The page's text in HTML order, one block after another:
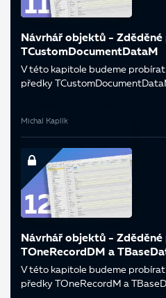
Návrhář objektů -
TCustomDocumentDataM
V této kapitole budeme
předky
Michal Kaplík
Návrhář objektů -
TOneRecordDM a
V této kapitole budeme
předky TOneRecordM a